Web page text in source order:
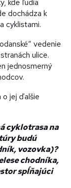
dochádza k
cyklistami.
vedenie
ulice.
jednosmerný
o jej ďalšie
cyklotrasa na
budú
vozovka)?
chodníka,
spĺňajúci